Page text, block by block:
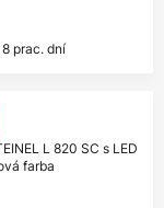
prac. dní
L 820 SC s LED
farba